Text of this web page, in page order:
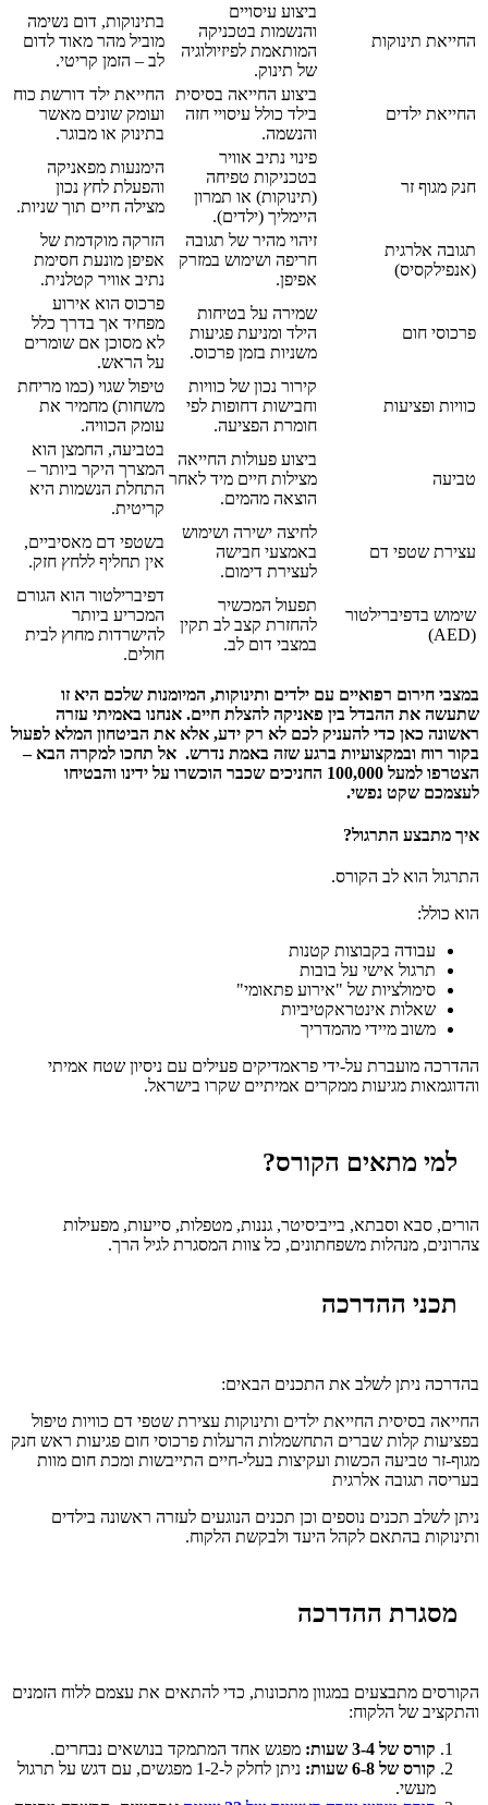
החייאת תינוקות
ביצוע עיסויים
והנשמות בטכניקה
המותאמת לפיזיולוגיה
של תינוק.
בתינוקות, דום נשימה
מוביל מהר מאוד לדום
לב – הזמן קריטי.
החייאת ילדים
ביצוע החייאה בסיסית
בילד כולל עיסויי חזה
והנשמה.
החייאת ילד דורשת כוח
ועומק שונים מאשר
בתינוק או מבוגר.
חנק מגוף זר
פינוי נתיב אוויר
בטכניקות טפיחה
(תינוקות) או תמרון
היימליך (ילדים).
הימנעות מפאניקה
והפעלת לחץ נכון
מצילה חיים תוך שניות.
תגובה אלרגית
(אנפילקסיס)
זיהוי מהיר של תגובה
חריפה ושימוש במזרק
אפיפן.
הזרקה מוקדמת של
אפיפן מונעת חסימת
נתיב אוויר קטלנית.
פרכוסי חום
שמירה על בטיחות
הילד ומניעת פגיעות
משניות בזמן פרכוס.
פרכוס הוא אירוע
מפחיד אך בדרך כלל
לא מסוכן אם שומרים
על הראש.
כוויות ופציעות
קירור נכון של כוויות
וחבישות דחופות לפי
חומרת הפציעה.
טיפול שגוי (כמו מריחת
משחות) מחמיר את
עומק הכוויה.
טביעה
ביצוע פעולות החייאה
מצילות חיים מיד לאחר
הוצאה מהמים.
בטביעה, החמצן הוא
המצרך היקר ביותר –
התחלת הנשמות היא
קריטית.
עצירת שטפי דם
לחיצה ישירה ושימוש
באמצעי חבישה
לעצירת דימום.
בשטפי דם מאסיביים,
אין תחליף ללחץ חזק.
שימוש בדפיברילטור
(AED)
תפעול המכשיר
להחזרת קצב לב תקין
במצבי דום לב.
דפיברילטור הוא הגורם
המכריע ביותר
להישרדות מחוץ לבית
חולים.
במצבי חירום רפואיים עם ילדים ותינוקות, המיומנות שלכם היא זו
שתעשה את ההבדל בין פאניקה להצלת חיים. אנחנו באמיתי עזרה
ראשונה כאן כדי להעניק לכם לא רק ידע, אלא את הביטחון המלא לפעול
בקור רוח ובמקצועיות ברגע שזה באמת נדרש. אל תחכו למקרה הבא –
הצטרפו למעל 100,000 החניכים שכבר הוכשרו על ידינו והבטיחו
לעצמכם שקט נפשי.
איך מתבצע התרגול?
התרגול הוא לב הקורס.
הוא כולל:
עבודה בקבוצות קטנות
תרגול אישי על בובות
סימולציות של "אירוע פתאומי"
שאלות אינטראקטיביות
משוב מיידי מהמדריך
ההדרכה מועברת על-ידי פראמדיקים פעילים עם ניסיון שטח אמיתי
והדוגמאות מגיעות ממקרים אמיתיים שקרו בישראל.
למי מתאים הקורס?
הורים, סבא וסבתא, בייביסיטר, גננות, מטפלות, סייעות, מפעילות
צהרונים, מנהלות משפחתונים, כל צוות המסגרת לגיל הרך.
תכני ההדרכה
בהדרכה ניתן לשלב את התכנים הבאים:
החייאה בסיסית החייאת ילדים ותינוקות עצירת שטפי דם כוויות טיפול
בפציעות קלות שברים התחשמלות הרעלות פרכוסי חום פגיעות ראש חנק
מגוף-זר טביעה הכשות ועקיצות בעלי-חיים התייבשות ומכת חום מוות
בעריסה תגובה אלרגית
ניתן לשלב תכנים נוספים וכן תכנים הנוגעים לעזרה ראשונה בילדים
ותינוקות בהתאם לקהל היעד ולבקשת הלקוח.
מסגרת ההדרכה
הקורסים מתבצעים במגוון מתכונות, כדי להתאים את עצמם ללוח הזמנים
והתקציב של הלקוח:
קורס של 3-4 שעות:
מפגש אחד המתמקד בנושאים נבחרים.
קורס של 6-8 שעות:
ניתן לחלק ל-1-2 מפגשים, עם דגש על תרגול
מעשי.